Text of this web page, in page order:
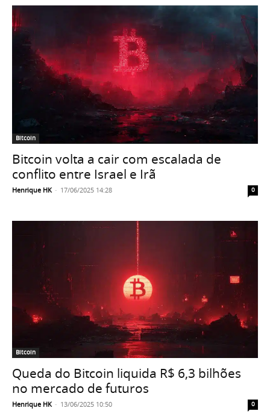
Bitcoin
Bitcoin volta a cair com escalada de
conflito entre Israel e Irã
Henrique HK - 17/06/2025 14:28 0
Bitcoin
Queda do Bitcoin liquida R$ 6,3 bilhões
no mercado de futuros
Henrique HK - 13/06/2025 10:50 0